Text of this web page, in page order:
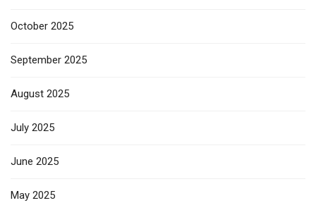
October 2025
September 2025
August 2025
July 2025
June 2025
May 2025